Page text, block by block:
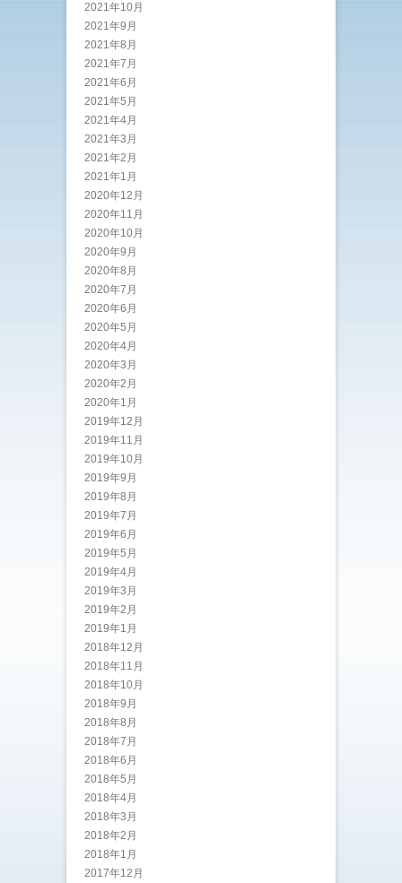
2021年10月
2021年9月
2021年8月
2021年7月
2021年6月
2021年5月
2021年4月
2021年3月
2021年2月
2021年1月
2020年12月
2020年11月
2020年10月
2020年9月
2020年8月
2020年7月
2020年6月
2020年5月
2020年4月
2020年3月
2020年2月
2020年1月
2019年12月
2019年11月
2019年10月
2019年9月
2019年8月
2019年7月
2019年6月
2019年5月
2019年4月
2019年3月
2019年2月
2019年1月
2018年12月
2018年11月
2018年10月
2018年9月
2018年8月
2018年7月
2018年6月
2018年5月
2018年4月
2018年3月
2018年2月
2018年1月
2017年12月